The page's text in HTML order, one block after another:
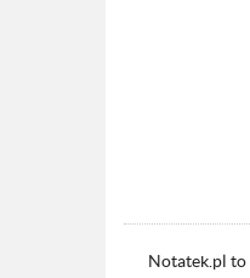
Notatek.pl to